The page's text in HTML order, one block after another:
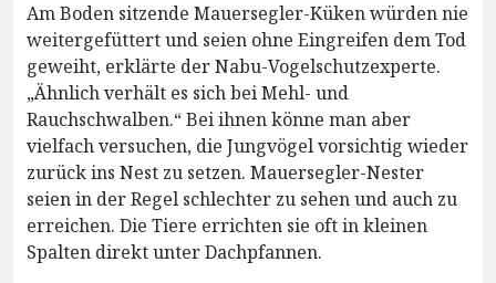
Am Boden sitzende Mauersegler-Küken würden nie
weitergefüttert und seien ohne Eingreifen dem Tod
geweiht, erklärte der Nabu-Vogelschutzexperte.
„Ähnlich verhält es sich bei Mehl- und
Rauchschwalben.“ Bei ihnen könne man aber
vielfach versuchen, die Jungvögel vorsichtig wieder
zurück ins Nest zu setzen. Mauersegler-Nester
seien in der Regel schlechter zu sehen und auch zu
erreichen. Die Tiere errichten sie oft in kleinen
Spalten direkt unter Dachpfannen.